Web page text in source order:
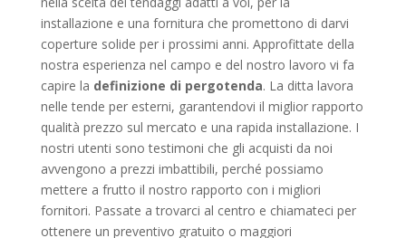
installazione e una fornitura che promettono di darvi
coperture solide per i prossimi anni. Approfittate della
nostra esperienza nel campo e del nostro lavoro vi fa
capire la definizione di pergotenda. La ditta lavora
nelle tende per esterni, garantendovi il miglior rapporto
qualità prezzo sul mercato e una rapida installazione. I
nostri utenti sono testimoni che gli acquisti da noi
avvengono a prezzi imbattibili, perché possiamo
mettere a frutto il nostro rapporto con i migliori
fornitori. Passate a trovarci al centro e chiamateci per
ottenere un preventivo gratuito o maggiori